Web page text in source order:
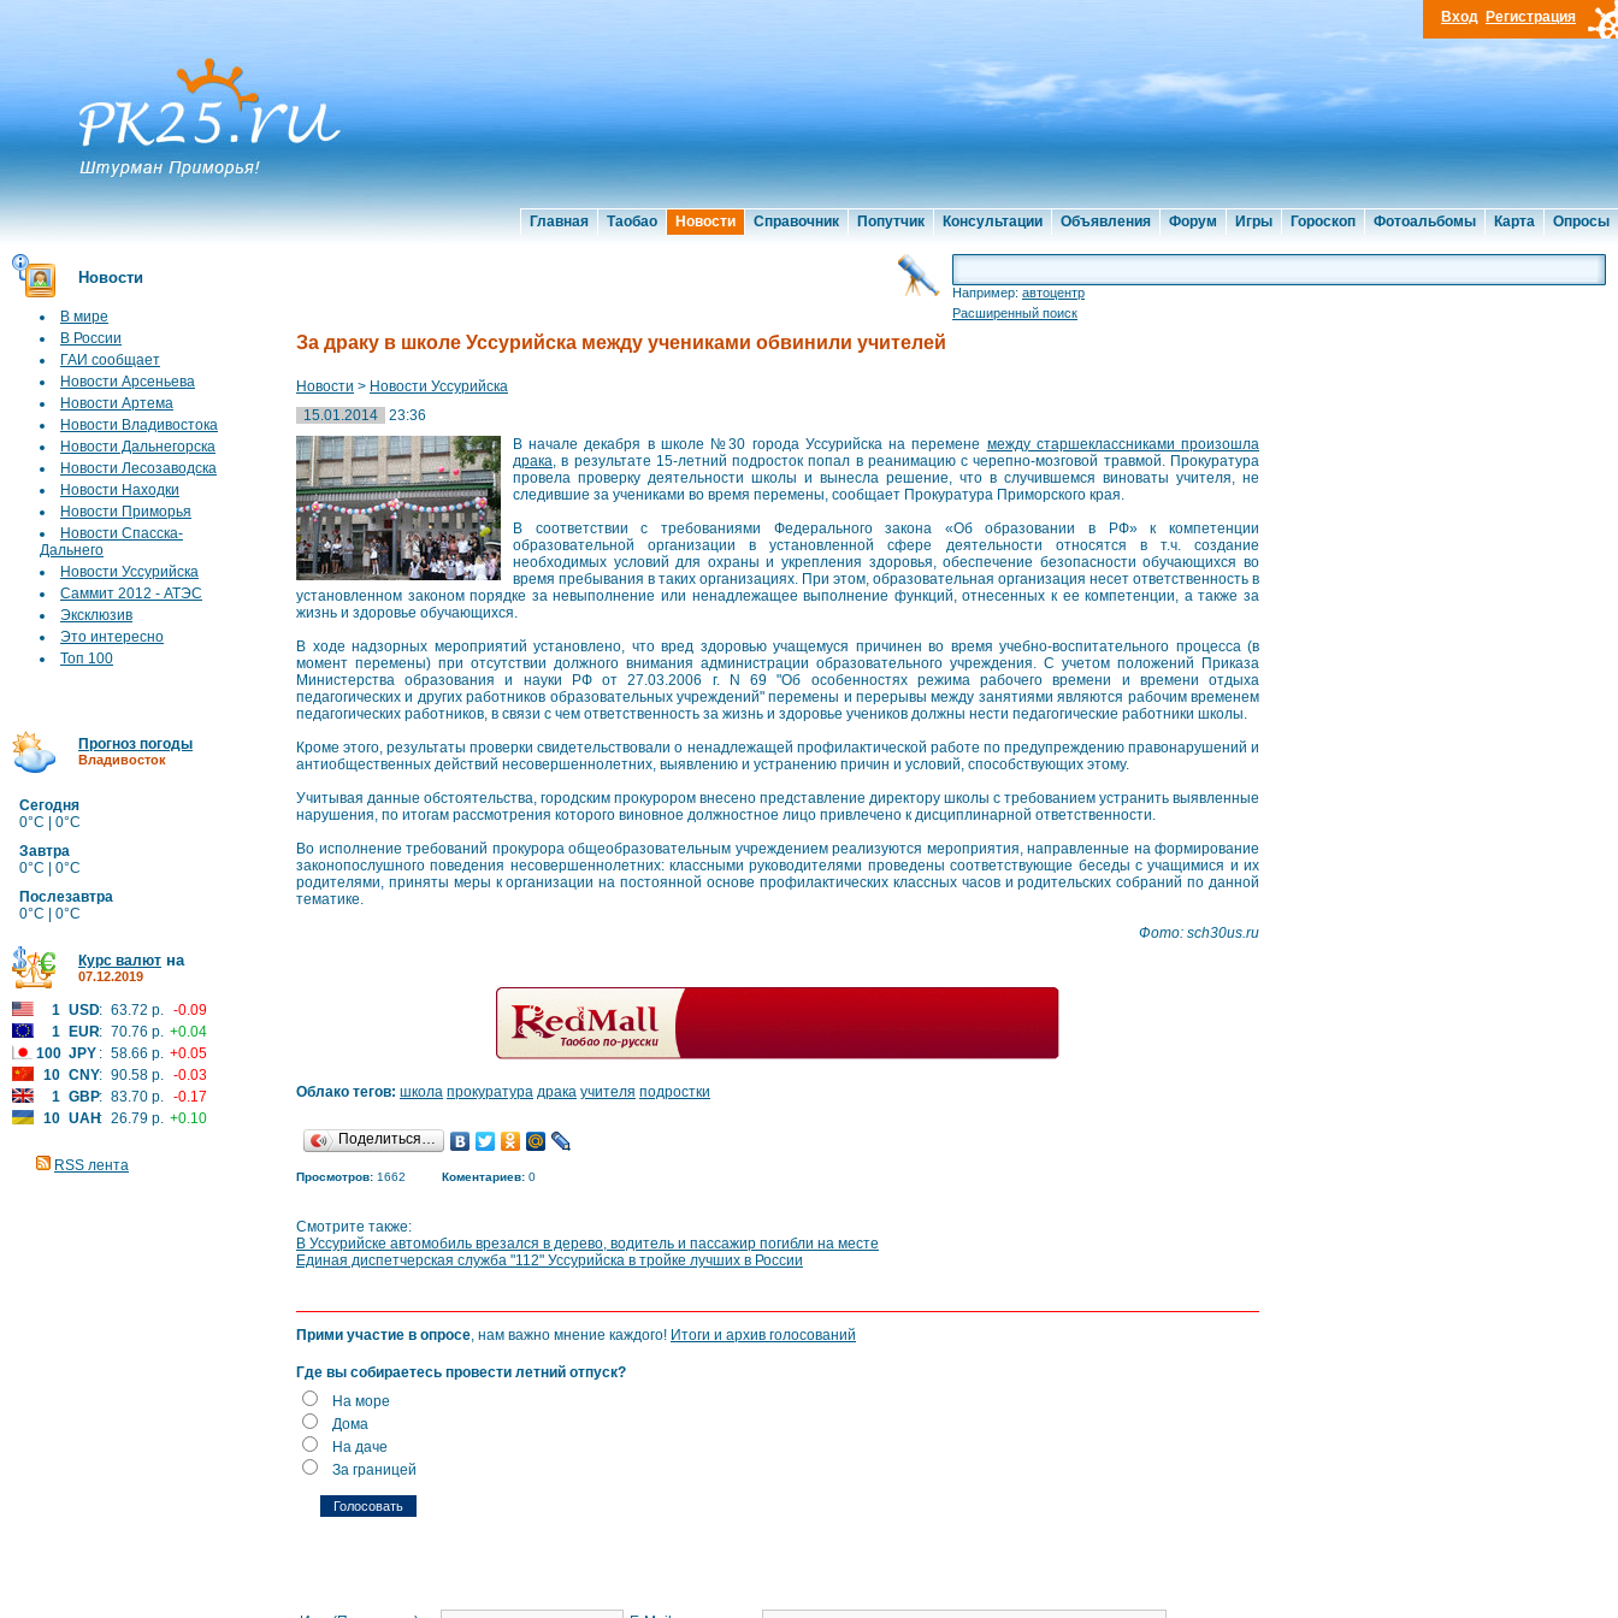
Главная Таобао Новости Справочник Попутчик Консультации Объявления Форум Игры Гороскоп Фотоальбомы Карта Опросы
Вход Регистрация
Новости
В мире
В России
ГАИ сообщает
Новости Арсеньева
Новости Артема
Новости Владивостока
Новости Дальнегорска
Новости Лесозаводска
Новости Находки
Новости Приморья
Новости Спасска-
Дальнего
Новости Уссурийска
Саммит 2012 - АТЭС
Эксклюзив
Это интересно
Топ 100
Прогноз погоды
Владивосток
Сегодня
0°C | 0°C
Завтра
0°C | 0°C
Послезавтра
0°C | 0°C
Курс валют на
07.12.2019
1 USD: 63.72 р. -0.09
1
EUR: 70.76 р. +0.04
100 JPY : 58.66 р. +0.05
10 CNY: 90.58 р. -0.03
1 GBP: 83.70 р. -0.17
10 UAH: 26.79 р. +0.10
RSS лента
Например: автоцентр
Расширенный поиск
За драку в школе Уссурийска между учениками обвинили учителей
Новости > Новости Уссурийска
15.01.2014
23:36
В начале декабря в школе №30 города Уссурийска на перемене между старшеклассниками произошла
драка, в результате 15-летний подросток попал в реанимацию с черепно-мозговой травмой. Прокуратура
провела проверку деятельности школы и вынесла решение, что в случившемся виноваты учителя, не
следившие за учениками во время перемены, сообщает Прокуратура Приморского края.
В соответствии с требованиями Федерального закона «Об образовании в РФ» к компетенции
образовательной организации в установленной сфере деятельности относятся в т.ч. создание
необходимых условий для охраны и укрепления здоровья, обеспечение безопасности обучающихся во
время пребывания в таких организациях. При этом, образовательная организация несет ответственность в
установленном законом порядке за невыполнение или ненадлежащее выполнение функций, отнесенных к ее компетенции, а также за
жизнь и здоровье обучающихся.
В ходе надзорных мероприятий установлено, что вред здоровью учащемуся причинен во время учебно-воспитательного процесса (в
момент перемены) при отсутствии должного внимания администрации образовательного учреждения. С учетом положений Приказа
Министерства образования и науки РФ от 27.03.2006 г. N 69 "Об особенностях режима рабочего времени и времени отдыха
педагогических и других работников образовательных учреждений" перемены и перерывы между занятиями являются рабочим временем
педагогических работников, в связи с чем ответственность за жизнь и здоровье учеников должны нести педагогические работники школы.
Кроме этого, результаты проверки свидетельствовали о ненадлежащей профилактической работе по предупреждению правонарушений и
антиобщественных действий несовершеннолетних, выявлению и устранению причин и условий, способствующих этому.
Учитывая данные обстоятельства, городским прокурором внесено представление директору школы с требованием устранить выявленные
нарушения, по итогам рассмотрения которого виновное должностное лицо привлечено к дисциплинарной ответственности.
Во исполнение требований прокурора общеобразовательным учреждением реализуются мероприятия, направленные на формирование
законопослушного поведения несовершеннолетних: классными руководителями проведены соответствующие беседы с учащимися и их
родителями, приняты меры к организации на постоянной основе профилактических классных часов и родительских собраний по данной
тематике.
Фото: sch30us.ru
Облако тегов: школа прокуратура драка учителя подростки
Поделиться…
Просмотров: 1662 Коментариев: 0
Смотрите также:
В Уссурийске автомобиль врезался в дерево, водитель и пассажир погибли на месте
Единая диспетчерская служба "112" Уссурийска в тройке лучших в России
Прими участие в опросе, нам важно мнение каждого! Итоги и архив голосований
Где вы собираетесь провести летний отпуск?
На море
Дома
На даче
За границей